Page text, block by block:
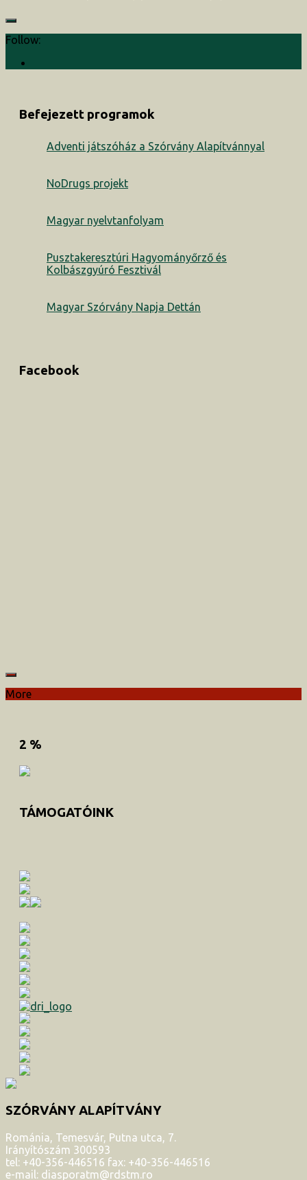
Follow:
Befejezett programok
Adventi játszóház a Szórvány Alapítvánnyal
NoDrugs projekt
Magyar nyelvtanfolyam
Pusztakeresztúri Hagyományőrző és
Kolbászgyúró Fesztivál
Magyar Szórvány Napja Dettán
Facebook
More
2 %
TÁMOGATÓINK
SZÓRVÁNY ALAPÍTVÁNY
Románia, Temesvár, Putna utca, 7.
Irányítószám 300593
tel: +40-356-446516 fax: +40-356-446516
e-mail: diasporatm@rdstm.ro